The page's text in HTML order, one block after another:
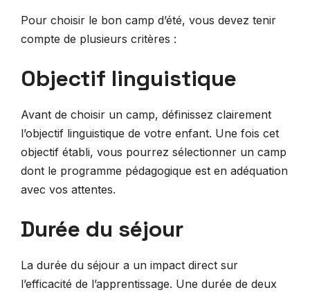
Pour choisir le bon camp d’été, vous devez tenir
compte de plusieurs critères :
Objectif linguistique
Avant de choisir un camp, définissez clairement
l’objectif linguistique de votre enfant. Une fois cet
objectif établi, vous pourrez sélectionner un camp
dont le programme pédagogique est en adéquation
avec vos attentes.
Durée du séjour
La durée du séjour a un impact direct sur
l’efficacité de l’apprentissage. Une durée de deux